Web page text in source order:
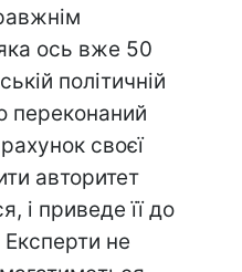
ось вже 50
політичній
переконаний
своєї
авторитет
і приведе її до
не